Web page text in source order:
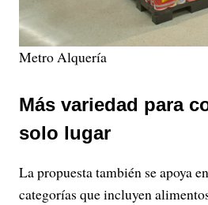
Metro Alquería
Más variedad para
solo lugar
La propuesta también se apoya
categorías que incluyen